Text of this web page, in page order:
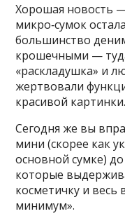
Хорошая новость
микро‑сумок
большинство
крошечными —
«раскладушка» и
жертвовали
красивой картинки.
Сегодня же вы
мини (скорее как
основной сумке)
которые
косметичку и
минимум».